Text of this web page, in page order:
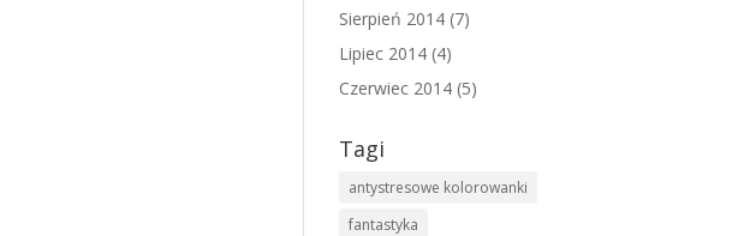
Sierpień 2014 (7)
Lipiec 2014 (4)
Czerwiec 2014 (5)
Tagi
antystresowe kolorowanki
fantastyka